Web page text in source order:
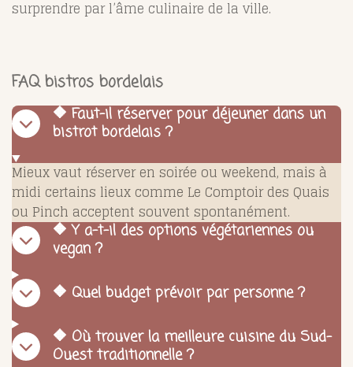
surprendre par l’âme culinaire de la ville.
FAQ bistros bordelais
🔶 Faut-il réserver pour déjeuner dans un
bistrot bordelais ?
Mieux vaut réserver en soirée ou weekend, mais à
midi certains lieux comme Le Comptoir des Quais
ou Pinch acceptent souvent spontanément.
🔶 Y a-t-il des options végétariennes ou
vegan ?
🔶 Quel budget prévoir par personne ?
🔶 Où trouver la meilleure cuisine du Sud-
Ouest traditionnelle ?